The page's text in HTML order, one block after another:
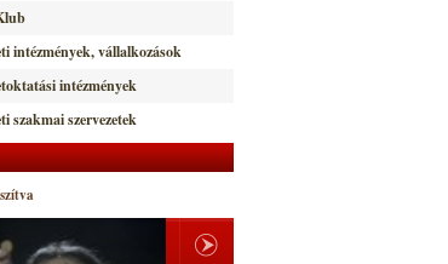
intézmények, vállalkozások
intézmények
szakmai szervezetek